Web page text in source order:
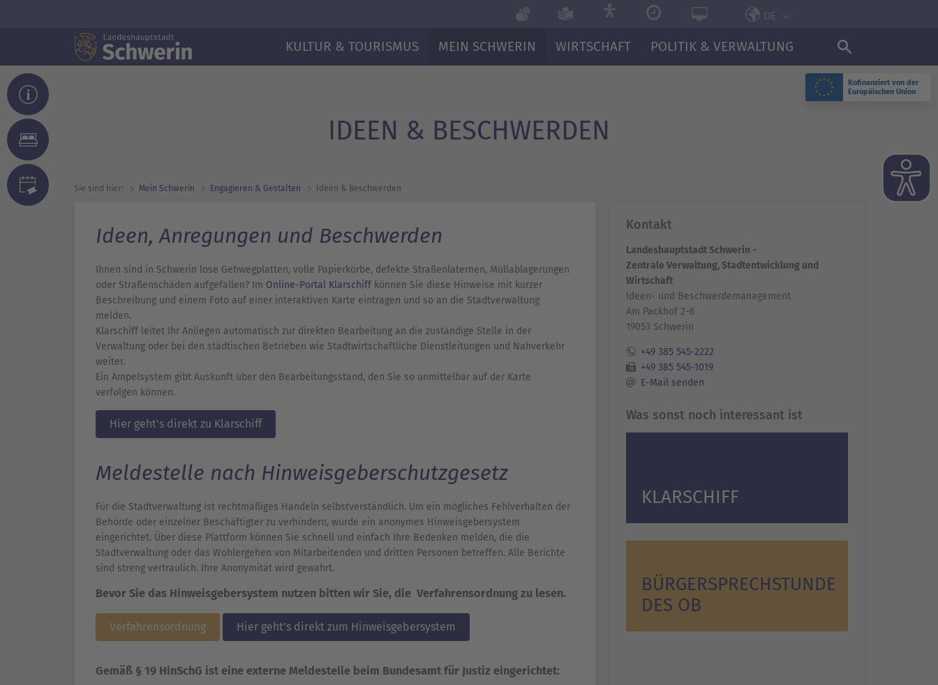
Kofinanziert von der
Europäischen Union
DE
KULTUR & TOURISMUS MEIN SCHWERIN WIRTSCHAFT POLITIK & VERWALTUNG
IDEEN & BESCHWERDEN
Sie sind hier: Mein Schwerin Engagieren & Gestalten Ideen & Beschwerden
Ideen, Anregungen und Beschwerden
Ihnen sind in Schwerin lose Gehwegplatten, volle Papierkörbe, defekte Straßenlaternen, Müllablagerungen
oder Straßenschäden aufgefallen? Im Online-Portal Klarschiff können Sie diese Hinweise mit kurzer
Beschreibung und einem Foto auf einer interaktiven Karte eintragen und so an die Stadtverwaltung
melden.
Klarschiff leitet Ihr Anliegen automatisch zur direkten Bearbeitung an die zuständige Stelle in der
Verwaltung oder bei den städtischen Betrieben wie Stadtwirtschaftliche Dienstleitungen und Nahverkehr
weiter.
Ein Ampelsystem gibt Auskunft über den Bearbeitungsstand, den Sie so unmittelbar auf der Karte
verfolgen können.
Hier geht's direkt zu Klarschiff
Meldestelle nach Hinweisgeberschutzgesetz
Für die Stadtverwaltung ist rechtmäßiges Handeln selbstverständlich. Um ein mögliches Fehlverhalten der
Behörde oder einzelner Beschäftigter zu verhindern, wurde ein anonymes Hinweisgebersystem
eingerichtet. Über diese Plattform können Sie schnell und einfach Ihre Bedenken melden, die die
Stadtverwaltung oder das Wohlergehen von Mitarbeitenden und dritten Personen betreffen. Alle Berichte
sind streng vertraulich. Ihre Anonymität wird gewahrt.
Bevor Sie das Hinweisgebersystem nutzen bitten wir Sie, die Verfahrensordnung zu lesen.
Verfahrensordnung Hier geht's direkt zum Hinweisgebersystem
Gemäß § 19 HinSchG ist eine externe Meldestelle beim Bundesamt für Justiz eingerichtet:
Kontakt
Landeshauptstadt Schwerin -
Zentrale Verwaltung, Stadtentwicklung und
Wirtschaft
Ideen- und Beschwerdemanagement
Am Packhof 2-6
19053 Schwerin
+49 385 545-2222
+49 385 545-1019
E-Mail senden
Was sonst noch interessant ist
KLARSCHIFF
BÜRGERSPRECHSTUNDE
DES OB